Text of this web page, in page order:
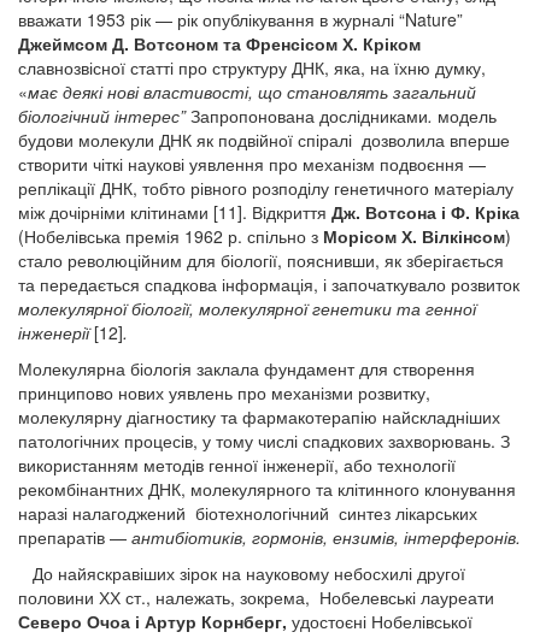
вважати 1953 рік — рік опублікування в журналі “Nature”
Джеймсом Д. Вотсоном та Френсісом Х. Кріком
славнозвісної статті про структуру ДНК, яка, на їхню думку,
«має деякі нові властивості, що становлять загальний
біологічний інтерес”Запропонована дослідниками. модель
будови молекули ДНК як подвійної спіралі дозволила вперше
створити чіткі наукові уявлення про механізм подвоєння —
реплікації ДНК, тобто рівного розподілу генетичного матеріалу
між дочірніми клітинами [11]. Відкриття Дж. Вотсона і Ф. Кріка
(Нобелівська премія 1962 р. спільно з Морісом Х. Вілкінсом)
стало революційним для біології, пояснивши, як зберігається
та передається спадкова інформація, і започаткувало розвиток
молекулярної біології, молекулярної генетики та генної
інженерії[12].
Молекулярна біологія заклала фундамент для створення
принципово нових уявлень про механізми розвитку,
молекулярну діагностику та фармакотерапію найскладніших
патологічних процесів, у тому числі спадкових захворювань. З
використанням методів генної інженерії, або технології
рекомбінантних ДНК, молекулярного та клітинного клонування
наразі налагоджений біотехнологічний синтез лікарських
препаратів — антибіотиків, гормонів, ензимів, інтерферонів.
До найяскравіших зірок на науковому небосхилі другої
половини ХХ ст., належать, зокрема, Нобелевські лауреати
Северо Очоа і Артур Корнберг, удостоєні Нобелівської